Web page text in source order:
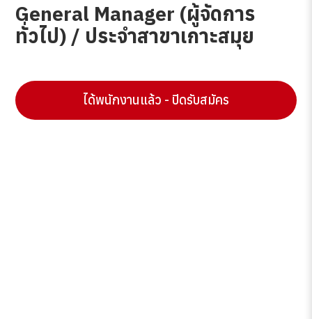
General Manager (ผู้จัดการ
ทั่วไป) / ประจำสาขาเกาะสมุย
ได้พนักงานแล้ว - ปิดรับสมัคร